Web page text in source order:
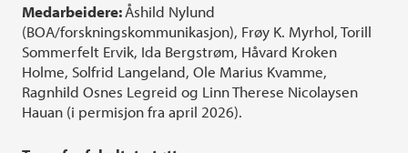
Medarbeidere:Åshild Nylund
(BOA/forskningskommunikasjon), Frøy K. Myrhol, Torill
Sommerfelt Ervik, Ida Bergstrøm, Håvard Kroken
Holme, Solfrid Langeland, Ole Marius Kvamme,
Ragnhild Osnes Legreid og Linn Therese Nicolaysen
Hauan (i permisjon fra april 2026).